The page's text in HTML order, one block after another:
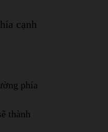
cạnh
phía
thành